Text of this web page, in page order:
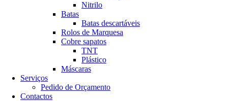
Nitrilo
Batas
Batas descartáveis
Rolos de Marquesa
Cobre sapatos
TNT
Plástico
Máscaras
Serviços
Pedido de Orçamento
Contactos